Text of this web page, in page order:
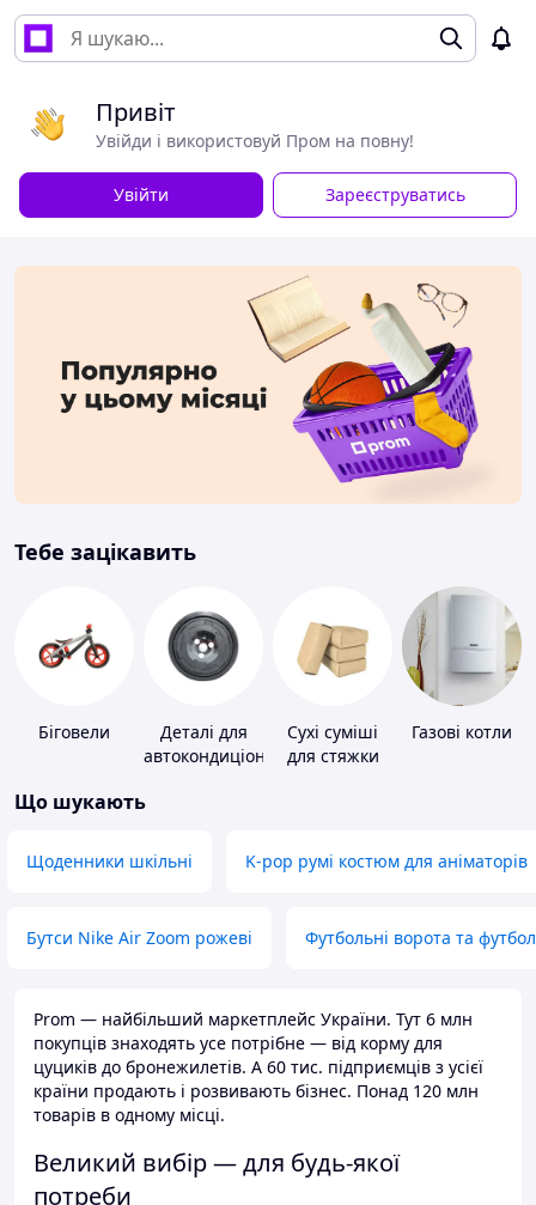
Привіт
Увійди і використовуй Пром на повну!
Увійти Зареєструватись
Тебе зацікавить
Біговели
Деталі для
автокондиціонерів
Сухі суміші
для стяжки
Газові котли
Що шукають
Щоденники шкільні K-pop румі костюм для аніматорів
Бутси Nike Air Zoom рожеві Футбольні ворота та
Prom — найбільший маркетплейс України. Тут 6 млн
покупців знаходять усе потрібне — від корму для
цуциків до бронежилетів. А 60 тис. підприємців з усієї
країни продають і розвивають бізнес. Понад 120 млн
товарів в одному місці.
Великий вибір — для будь-якої
потреби